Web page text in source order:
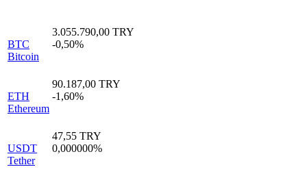
BTC
Bitcoin
3.055.790,00 TRY
-0,50%
ETH
Ethereum
90.187,00 TRY
-1,60%
USDT
Tether
47,55 TRY
0,000000%